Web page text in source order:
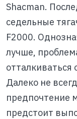
Shacman.
седельные
F2000.
лучше,
отталкиваться
Далеко не
предпочтение
предстоит